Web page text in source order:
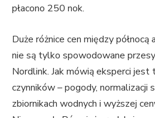
płacono 250 nok.
Duże różnice cen między
nie są tylko spowodowane
Nordlink. Jak mówią eksperci jest
czynników – pogody, normalizacji
zbiornikach wodnych i wyższej